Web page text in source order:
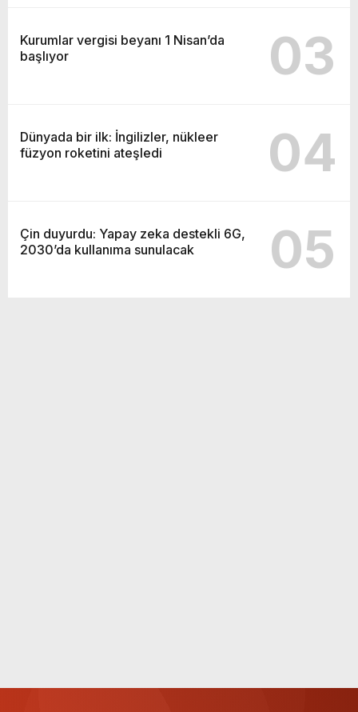
Kurumlar vergisi beyanı 1 Nisan’da
başlıyor
03
Dünyada bir ilk: İngilizler, nükleer
füzyon roketini ateşledi
04
Çin duyurdu: Yapay zeka destekli 6G,
2030’da kullanıma sunulacak
05